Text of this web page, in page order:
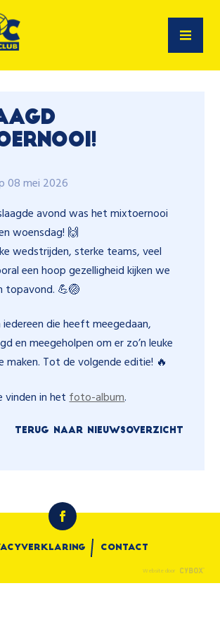
08 mei 2026
avond was het mixtoernooi
woensdag! 🙌
wedstrijden, sterke teams, veel
een hoop gezelligheid kijken we
topavond. 💪🏐
die heeft meegedaan,
en meegeholpen om er zo’n leuke
maken. Tot de volgende editie! 🔥
vinden in hetfoto-album.
TERUG NAAR NIEUWSOVERZICHT
Contact
Website door